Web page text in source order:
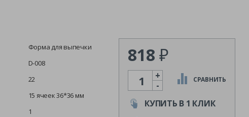
Форма для выпечки
D-008
22
15 ячеек 36*36 мм
1
818 ₽
Количество
-
+ СРАВНИТЬ
КУПИТЬ В 1 КЛИК